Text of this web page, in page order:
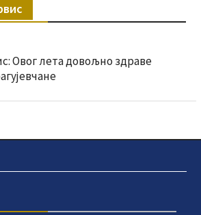
Овог лета довољно здраве